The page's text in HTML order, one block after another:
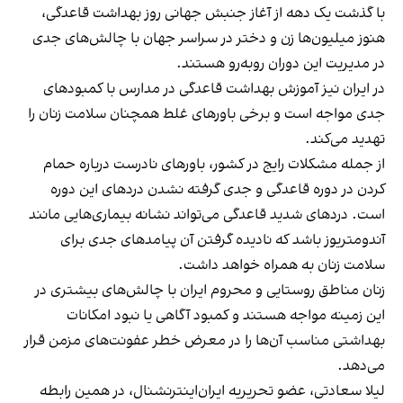
با گذشت یک دهه از آغاز جنبش جهانی روز بهداشت قاعدگی،
هنوز میلیون‌ها زن و دختر در سراسر جهان با چالش‌های جدی
در مدیریت این دوران روبه‌رو هستند.
در ایران نیز آموزش بهداشت قاعدگی در مدارس با کمبودهای
جدی مواجه است و برخی باورهای غلط همچنان سلامت زنان را
تهدید می‌کند.
از جمله مشکلات رایج در کشور، باورهای نادرست درباره حمام
کردن در دوره قاعدگی و جدی گرفته نشدن دردهای این دوره
است. دردهای شدید قاعدگی می‌تواند نشانه بیماری‌هایی مانند
آندومتریوز باشد که نادیده گرفتن آن پیامدهای جدی برای
سلامت زنان به همراه خواهد‌ داشت.
زنان مناطق روستایی و محروم ایران با چالش‌های بیشتری در
این زمینه مواجه هستند و کمبود آگاهی یا نبود امکانات
بهداشتی مناسب آن‌ها را در معرض خطر عفونت‌های مزمن قرار
می‌دهد.
لیلا سعادتی، عضو تحریریه ایران‌اینترنشنال، در همین رابطه